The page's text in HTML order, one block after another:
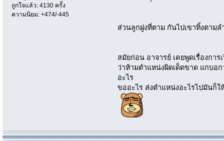
ถูกใจแล้ว: 4130 ครั้ง
ความนิยม: +474/-445
ส่วนลูกฝูงที่ตาม กันไปเขาทิ้งตาม
สมัยก่อน อาจารย์ เคยพูดเรื่องการ
ว่าห้ามตำแหน่งผิดเด็ดขาด แกบอ
อะไร
ขออะไร ส่งตำแหน่งอะไรไปมันก็